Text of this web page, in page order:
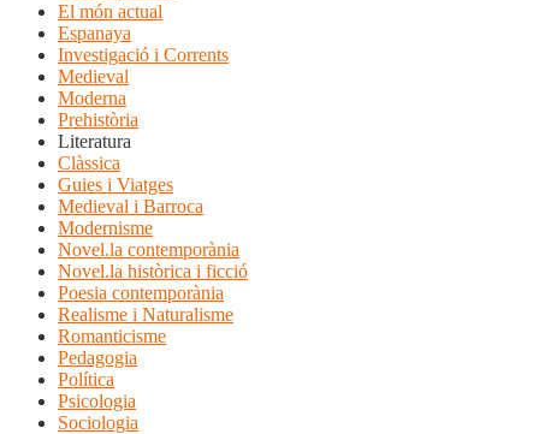
El món actual
Espanaya
Investigació i Corrents
Medieval
Moderna
Prehistòria
Literatura
Clàssica
Guies i Viatges
Medieval i Barroca
Modernisme
Novel.la contemporània
Novel.la històrica i ficció
Poesia contemporània
Realisme i Naturalisme
Romanticisme
Pedagogia
Política
Psicologia
Sociologia